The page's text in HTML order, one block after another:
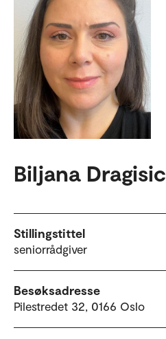
Biljana Dragisic
Stillingstittel
seniorrådgiver
Besøksadresse
Pilestredet 32, 0166 Oslo